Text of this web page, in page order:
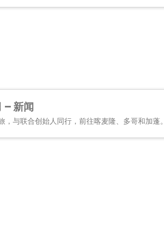
– 新闻
，与联合创始人同行，前往喀麦隆、多哥和加蓬。